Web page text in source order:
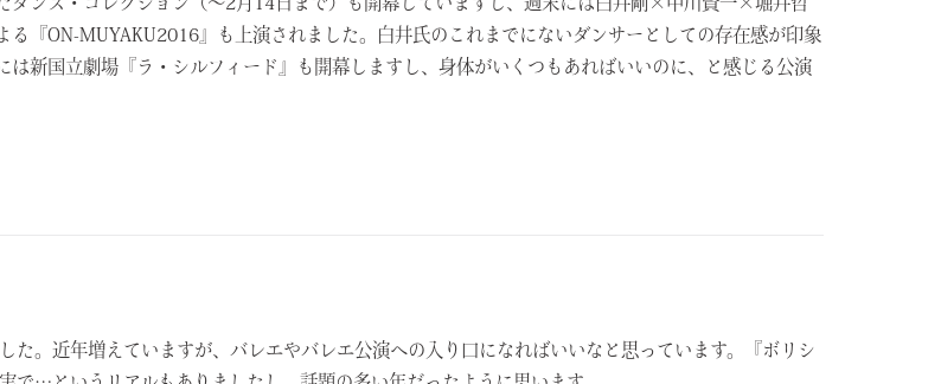
ダンス・コレクション（～2月14日まで）も開幕していますし、週末には白井剛×中川賢一×堀井哲
る『ON-MUYAKU2016』も上演されました。
白井氏のこれまでにないダンサーとしての存在感が印象
は新国立劇場『ラ・シルフィード』
も開幕しますし、身体がいくつもあればいいのに、と感じる公演
た。近年増えていますが、バレエやバレエ公演への入り口になればいいなと思っています。『ボリシ